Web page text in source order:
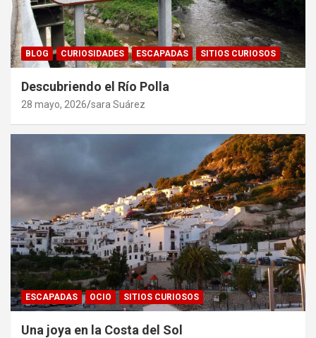
BLOG CURIOSIDADES ESCAPADAS SITIOS CURIOSOS
Descubriendo el Río Polla
28 mayo, 2026 sara Suárez
ESCAPADAS OCIO SITIOS CURIOSOS
Una joya en la Costa del Sol